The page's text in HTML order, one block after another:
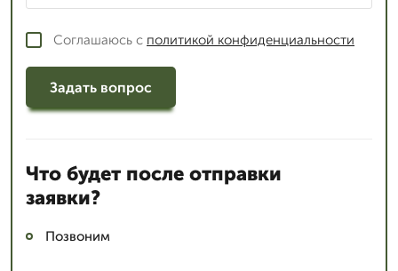
Соглашаюсь с политикой конфиденциальности
Задать вопрос
Что будет после отправки
заявки?
Позвоним